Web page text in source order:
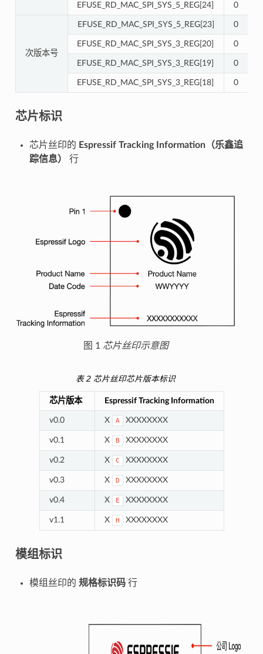
EFUSE_RD_MAC_SPI_SYS_5_REG[24] 0
次版本号
EFUSE_RD_MAC_SPI_SYS_5_REG[23] 0
EFUSE_RD_MAC_SPI_SYS_3_REG[20] 0
EFUSE_RD_MAC_SPI_SYS_3_REG[19] 0
EFUSE_RD_MAC_SPI_SYS_3_REG[18] 0
芯片标识
芯片丝印的 Espressif Tracking Information（乐鑫追
踪信息）
行
图 1 芯片丝印示意图
表 2 芯片丝印芯片版本标识
芯片版本 Espressif Tracking Information
v0.0 X A XXXXXXXX
v0.1 X B XXXXXXXX
v0.2 X C XXXXXXXX
v0.3 X D XXXXXXXX
v0.4 X E XXXXXXXX
v1.1 X H XXXXXXXX
模组标识
模组丝印的 规格标识码行